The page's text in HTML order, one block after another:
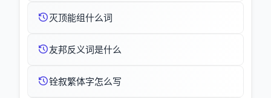
灭顶能组什么词
友邦反义词是什么
铨叙繁体字怎么写